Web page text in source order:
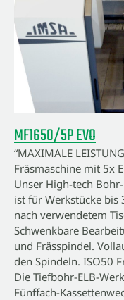
MF1650/5P EVO
“MAXIMALE
Fräsmaschine mit 5x
Unser High-tech
ist für Werkstücke bis
nach verwendetem
Schwenkbare
und Frässpindel.
den Spindeln. ISO50
Die Tiefbohr-ELB-
Fünffach-